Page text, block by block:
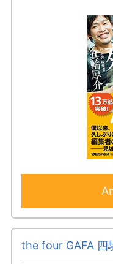
the four GAFA 四